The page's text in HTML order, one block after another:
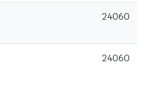
24060
24060